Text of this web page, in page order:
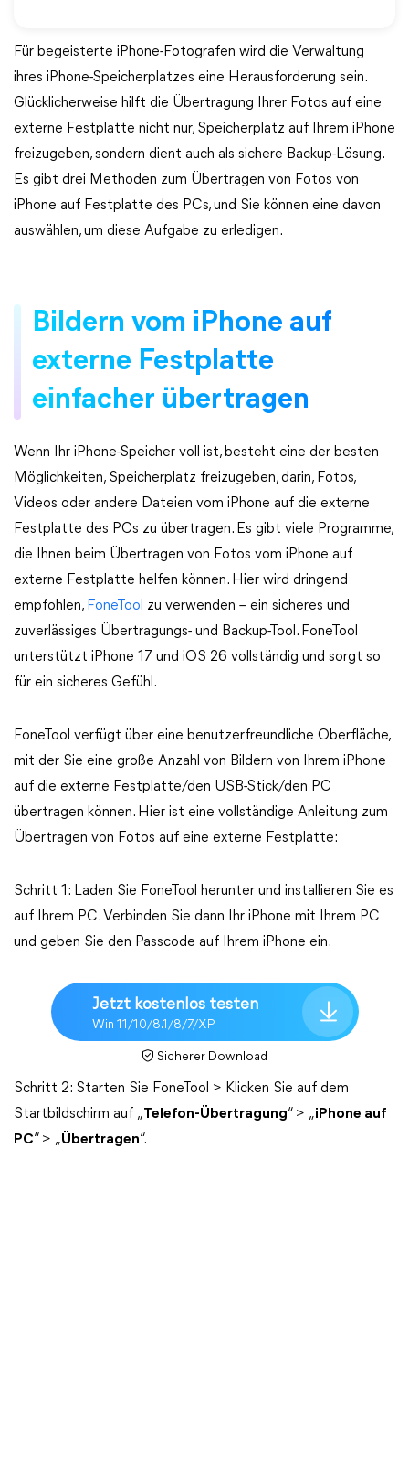
Für begeisterte iPhone-Fotografen wird die Verwaltung
ihres iPhone-Speicherplatzes eine Herausforderung sein.
Glücklicherweise hilft die Übertragung Ihrer Fotos auf eine
externe Festplatte nicht nur, Speicherplatz auf Ihrem iPhone
freizugeben, sondern dient auch als sichere Backup-Lösung.
Es gibt drei Methoden zum Übertragen von Fotos von
iPhone auf Festplatte des PCs, und Sie können eine davon
auswählen, um diese Aufgabe zu erledigen.
Bildern vom iPhone auf
externe Festplatte
einfacher übertragen
Wenn Ihr iPhone-Speicher voll ist, besteht eine der besten
Möglichkeiten, Speicherplatz freizugeben, darin, Fotos,
Videos oder andere Dateien vom iPhone auf die externe
Festplatte des PCs zu übertragen. Es gibt viele Programme,
die Ihnen beim Übertragen von Fotos vom iPhone auf
externe Festplatte helfen können. Hier wird dringend
empfohlen, FoneTool zu verwenden – ein sicheres und
zuverlässiges Übertragungs- und Backup-Tool. FoneTool
unterstützt iPhone 17 und iOS 26 vollständig und sorgt so
für ein sicheres Gefühl.
FoneTool verfügt über eine benutzerfreundliche Oberfläche,
mit der Sie eine große Anzahl von Bildern von Ihrem iPhone
auf die externe Festplatte/den USB-Stick/den PC
übertragen können. Hier ist eine vollständige Anleitung zum
Übertragen von Fotos auf eine externe Festplatte:
Schritt 1: Laden Sie FoneTool herunter und installieren Sie es
auf Ihrem PC. Verbinden Sie dann Ihr iPhone mit Ihrem PC
und geben Sie den Passcode auf Ihrem iPhone ein.
Jetzt kostenlos testen
Win 11/10/8.1/8/7/XP
Sicherer Download
Schritt 2: Starten Sie FoneTool > Klicken Sie auf dem
Startbildschirm auf „Telefon-Übertragung“ > „iPhone auf
PC“ > „Übertragen“.